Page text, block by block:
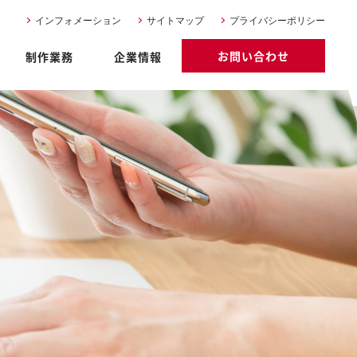
インフォメーション サイトマップ プライバシーポリシー
制作業務 企業情報 お問い合わせ